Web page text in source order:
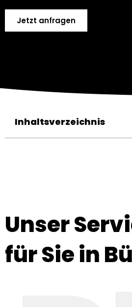
Jetzt anfragen
Inhaltsverzeichnis
Unser
für Sie in